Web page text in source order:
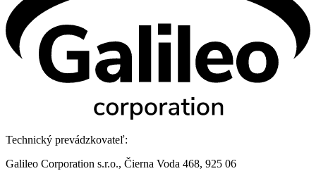
Technický prevádzkovateľ:
Galileo Corporation s.r.o., Čierna Voda 468, 925 06